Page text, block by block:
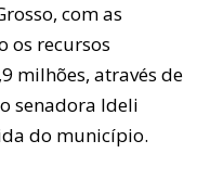
com as
os recursos
milhões, através de
senadora Ideli
do município.